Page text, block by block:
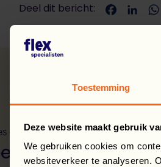
Toestemming
Deze website maakt gebruik
We gebruiken cookies om
websiteverkeer te analyseren.
Deel dit bericht: Facebook
en meer
artikelen